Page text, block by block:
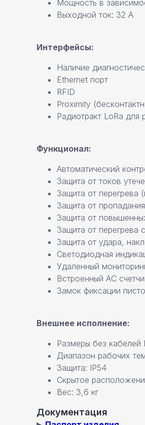
Мощность в
Выходной ток: 32 А
Интерфейсы:
Наличие
Ethernet порт
RFID
Proximity
Радиотракт LoRa для
Функционал:
Автоматический
Защита от токов
Защита от перегрева
Защита от
Защита от
Защита от перегрева
Защита от удара,
Светодиодная
Удаленный
Встроенный АС
Замок фиксации
Внешнее исполнение:
Размеры без
Диапазон рабочих
Защита: IP54
Скрытое
Вес: 3,6 кг
Документация
Команда профессионалов Pandora